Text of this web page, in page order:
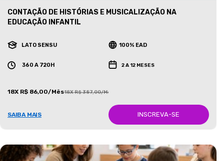
CONTAÇÃO DE HISTÓRIAS E MUSICALIZAÇÃO NA
EDUCAÇÃO INFANTIL
LATO SENSU 100% EAD
360 A 720H 2 A 12 MESES
18X R$ 86,00/Mês18X R$ 387,00/Mês
SAIBA MAIS INSCREVA-SE